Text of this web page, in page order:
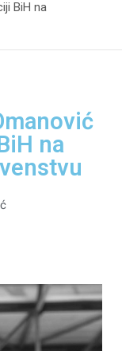
BiH na
na